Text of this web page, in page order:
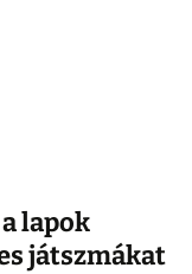
lapok
játszmákat